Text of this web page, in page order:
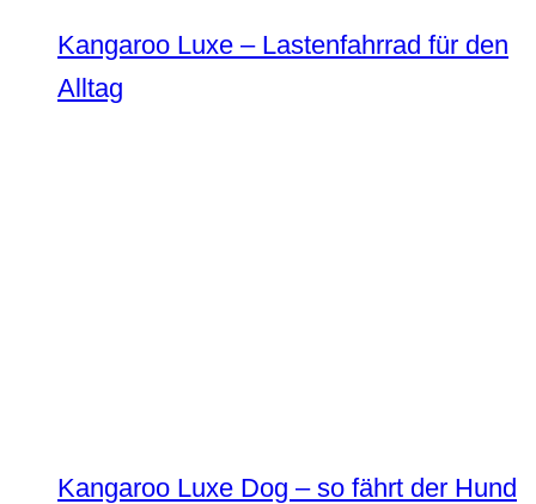
Kangaroo Luxe – Lastenfahrrad für den
Alltag
Kangaroo Luxe Dog – so fährt der Hund